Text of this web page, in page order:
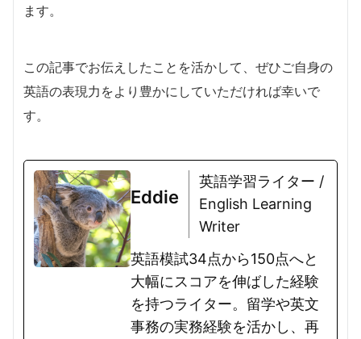
ます。
この記事でお伝えしたことを活かして、ぜひご自身の
英語の表現力をより豊かにしていただければ幸いで
す。
Eddie
英語学習ライター /
English Learning
Writer
英語模試34点から150点へと
大幅にスコアを伸ばした経験
を持つライター。留学や英文
事務の実務経験を活かし、再